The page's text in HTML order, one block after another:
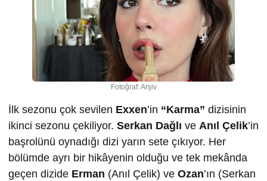
Fotoğraf: Arşiv
İlk sezonu çok sevilen Exxen’in “Karma” dizisinin
ikinci sezonu çekiliyor. Serkan Dağlı ve Anıl Çelik’in
başrolünü oynadığı dizi yarın sete çıkıyor. Her
bölümde ayrı bir hikâyenin olduğu ve tek mekânda
geçen dizide Erman (Anıl Çelik) ve Ozan’ın (Serkan